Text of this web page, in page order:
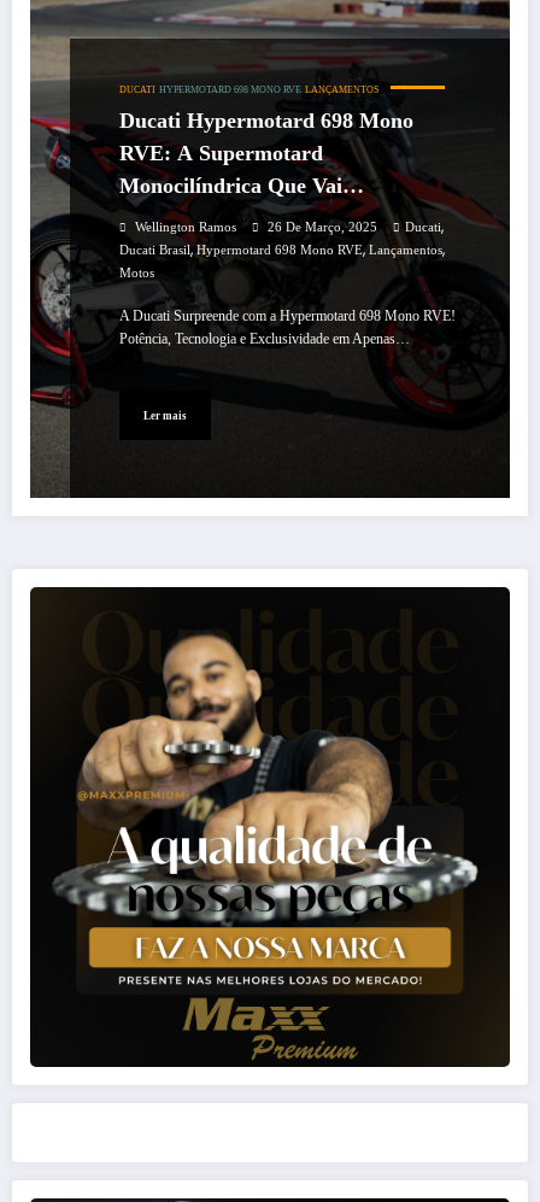
DUCATI HYPERMOTARD 698 MONO RVE LANÇAMENTOS
Ducati Hypermotard 698 Mono
RVE: A Supermotard
Monocilíndrica Que Vai
Revolucionar Suas Aventuras!
Wellington Ramos 26 De Março, 2025 Ducati,
Ducati Brasil,Hypermotard 698 Mono RVE,Lançamentos,
Motos
A Ducati Surpreende com a Hypermotard 698 Mono RVE!
Potência, Tecnologia e Exclusividade em Apenas…
Ler mais